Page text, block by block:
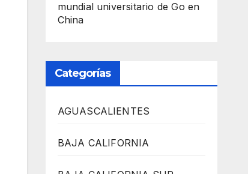
mundial universitario de Go en
China
Categorías
AGUASCALIENTES
BAJA CALIFORNIA